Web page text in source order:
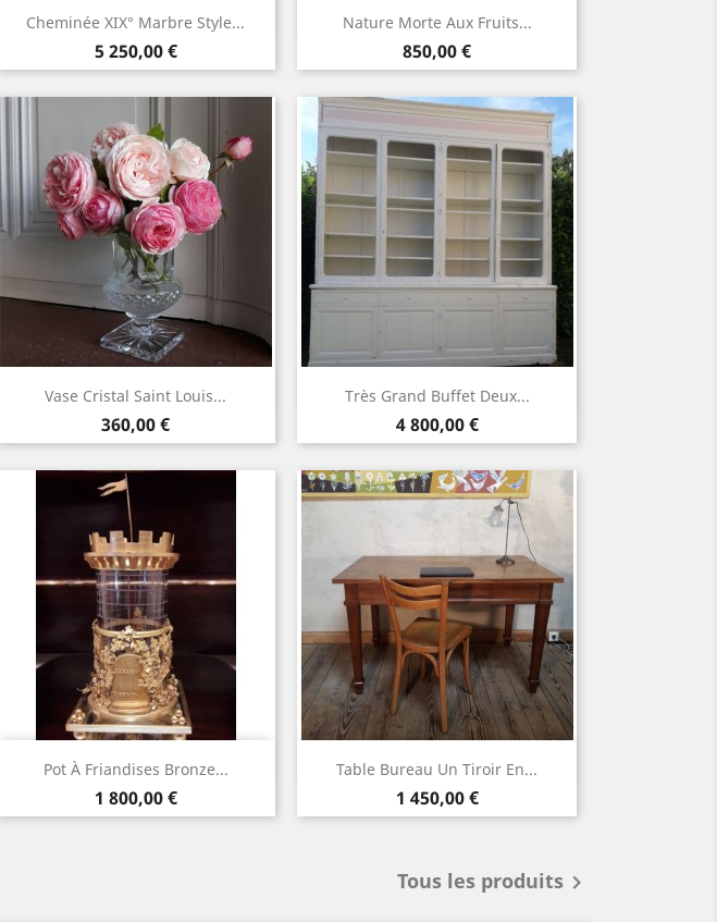
Cheminée XIX° Marbre Style...
Prix
5 250,00 €
Aperçu rapide Nature Morte Aux Fruits...
Prix
850,00 €
Aperçu rapide
Vase Cristal Saint Louis...
Prix
360,00 €
Aperçu rapide Très Grand Buffet Deux...
Prix
4 800,00 €
Aperçu rapide
Pot À Friandises Bronze...
Prix
1 800,00 €
Aperçu rapide Table Bureau Un Tiroir En...
Prix
1 450,00 €
Aperçu rapide
Tous les produits 